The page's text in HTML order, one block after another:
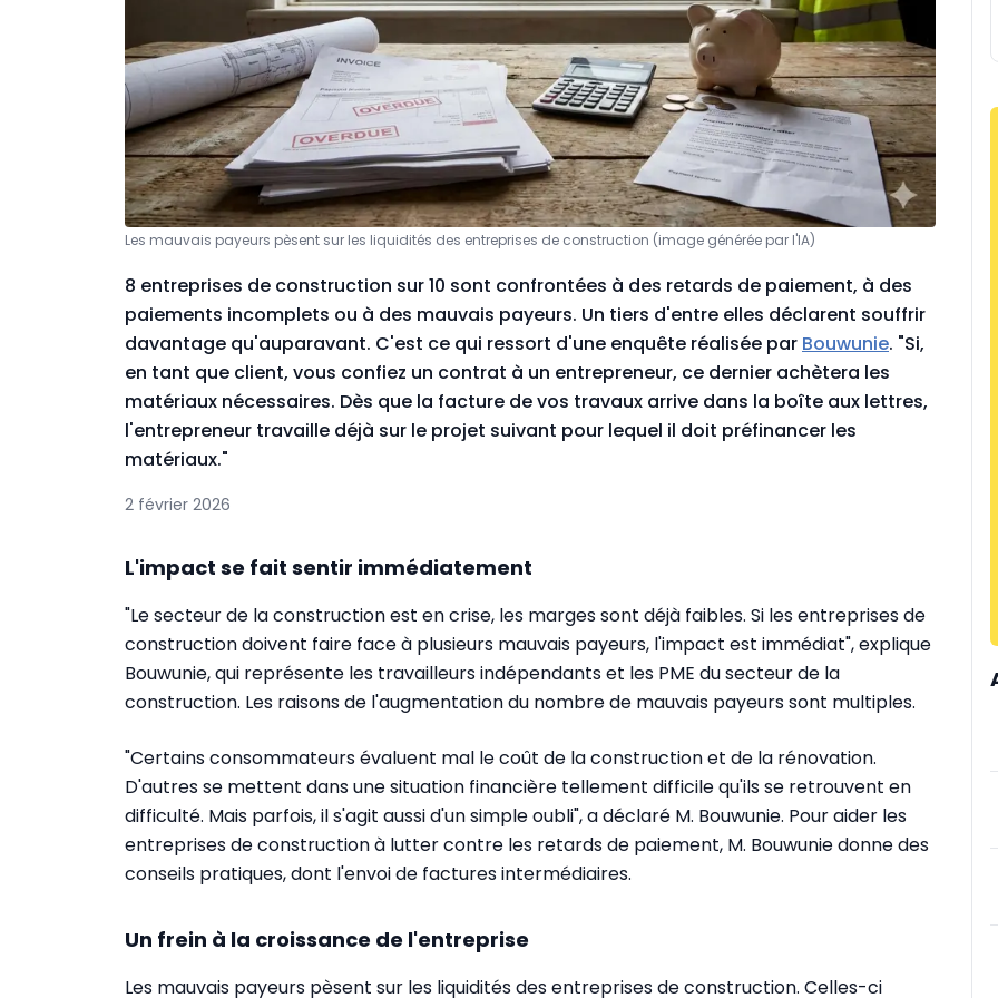
Les mauvais payeurs pèsent sur les liquidités des entreprises de construction (image générée par l'IA)
8 entreprises de construction sur 10 sont confrontées à des retards de paiement, à des
paiements incomplets ou à des mauvais payeurs. Un tiers d'entre elles déclarent souffrir
davantage qu'auparavant. C'est ce qui ressort d'une enquête réalisée par Bouwunie. "Si,
en tant que client, vous confiez un contrat à un entrepreneur, ce dernier achètera les
matériaux nécessaires. Dès que la facture de vos travaux arrive dans la boîte aux lettres,
l'entrepreneur travaille déjà sur le projet suivant pour lequel il doit préfinancer les
matériaux."
2 février 2026
L'impact se fait sentir immédiatement
"Le secteur de la construction est en crise, les marges sont déjà faibles. Si les entreprises de
construction doivent faire face à plusieurs mauvais payeurs, l'impact est immédiat", explique
Bouwunie, qui représente les travailleurs indépendants et les PME du secteur de la
construction. Les raisons de l'augmentation du nombre de mauvais payeurs sont multiples.
"Certains consommateurs évaluent mal le coût de la construction et de la rénovation.
D'autres se mettent dans une situation financière tellement difficile qu'ils se retrouvent en
difficulté. Mais parfois, il s'agit aussi d'un simple oubli", a déclaré M. Bouwunie. Pour aider les
entreprises de construction à lutter contre les retards de paiement, M. Bouwunie donne des
conseils pratiques, dont l'envoi de factures intermédiaires.
Un frein à la croissance de l'entreprise
Les mauvais payeurs pèsent sur les liquidités des entreprises de construction. Celles-ci